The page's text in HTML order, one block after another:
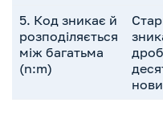
5. Код зникає й
розподіляється
між багатьма
(n:m)